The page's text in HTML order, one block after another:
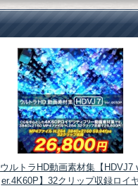
ウルトラHD動画素材集【HDVJ7
er.4K60P】32クリップ収録ロイ